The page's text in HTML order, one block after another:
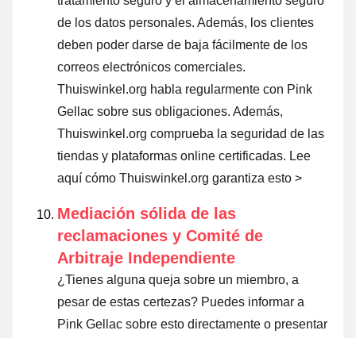
de los datos personales. Además, los clientes
deben poder darse de baja fácilmente de los
correos electrónicos comerciales.
Thuiswinkel.org habla regularmente con Pink
Gellac sobre sus obligaciones. Además,
Thuiswinkel.org comprueba la seguridad de las
tiendas y plataformas online certificadas. Lee
aquí cómo Thuiswinkel.org garantiza esto >
Mediación sólida de las
reclamaciones y Comité de
Arbitraje Independiente
¿Tienes alguna queja sobre un miembro, a
pesar de estas certezas? Puedes informar a
Pink Gellac sobre esto directamente o presentar